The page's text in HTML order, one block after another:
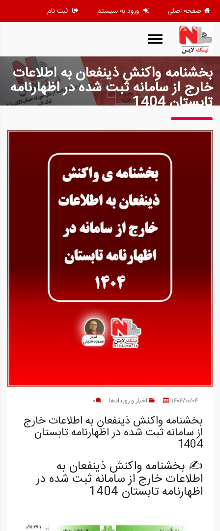
صفحه اصلی ورود به سیستم ثبت نام
بخشنامه واکنش ذینفعان به اطلاعات
خارج از سامانه ثبت شده در اظهارنامه
تابستان 1404
1404/10/04 اخبار و رویدادها 0
بخشنامه واکنش ذینفعان به اطلاعات خارج
از سامانه ثبت شده در اظهارنامه تابستان
1404
✍️ بخشنامه واکنش ذینفعان به
اطلاعات خارج از سامانه ثبت شده در
اظهارنامه تابستان 1404